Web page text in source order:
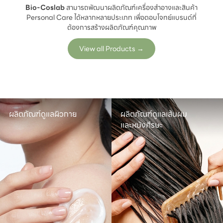
Bio-Coslabสามารถพัฒนาผลิตภัณฑ์เครื่องสำอางและสินค้า
Personal Care ได้หลากหลายประเภท เพื่อตอบโจทย์แบรนด์ที่
ต้องการสร้างผลิตภัณฑ์คุณภาพ
View all Products →
ผลิตภัณฑ์ดูแลผิวกาย
ผลิตภัณฑ์ดูแลเส้นผม
และหนังศีรษะ